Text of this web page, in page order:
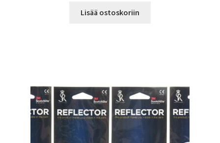
Lisää ostoskoriin